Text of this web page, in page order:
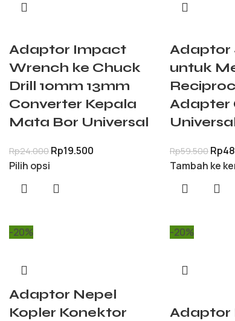
Adaptor Impact
Wrench ke Chuck
Drill 10mm 13mm
Converter Kepala
Mata Bor Universal
Rp24.000 Rp19.500
Pilih opsi
Adaptor
untuk
Adapter
Rp59.500 Rp
Tambah ke
-20%
Adaptor Nepel
Kopler Konektor
-20%
Adaptor